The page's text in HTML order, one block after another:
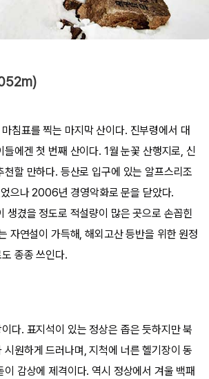
침표를 찍는 마지막 산이다. 진부령에서 대
들에겐 첫 번째 산이다. 1월 눈꽃 산행지로, 신
천할 만하다. 등산로 입구에 있는 알프스리조
으나 2006년 경영악화로 문을 닫았다.
생겼을 정도로 적설량이 많은 곳으로 손꼽힌
자연설이 가득해, 해외고산 등반을 위한 원정
종종 쓰인다.
다. 표지석이 있는 정상은 좁은 듯하지만 북
시원하게 드러나며, 지척에 너른 헬기장이 동
이 감상에 제격이다. 역시 정상에서 겨울 백패